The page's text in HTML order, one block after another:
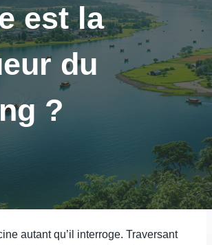
est la
du
?
autant qu’il interroge. Traversant